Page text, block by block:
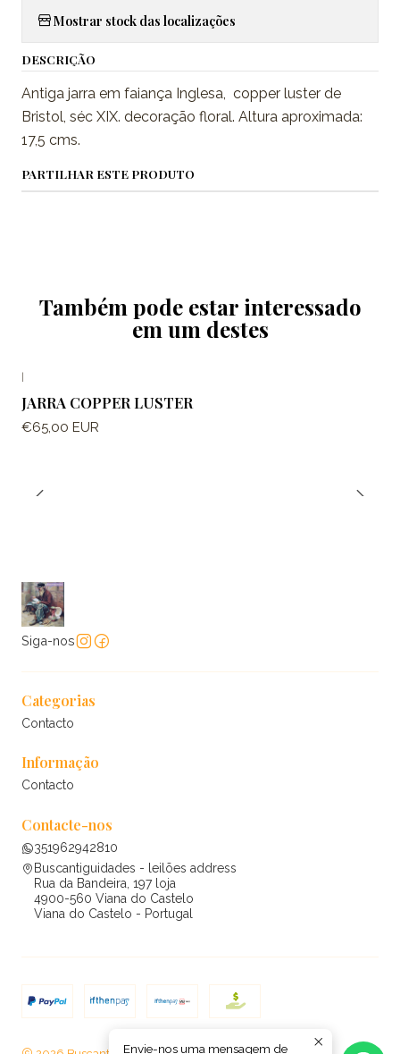
Mostrar stock das localizações
DESCRIÇÃO
Antiga jarra em faiança Inglesa, copper luster de
Bristol, séc XIX. decoração floral. Altura aproximada:
17,5 cms.
PARTILHAR ESTE PRODUTO
Também pode estar interessado
em um destes
JARRA COPPER LUSTER
€65,00 EUR
Siga-nos
Categorias
Contacto
Informação
Contacto
Contacte-nos
351962942810
Buscantiguidades - leilões address
Rua da Bandeira, 197 loja
4900-560 Viana do Castelo
Viana do Castelo - Portugal
Envie-nos uma mensagem de